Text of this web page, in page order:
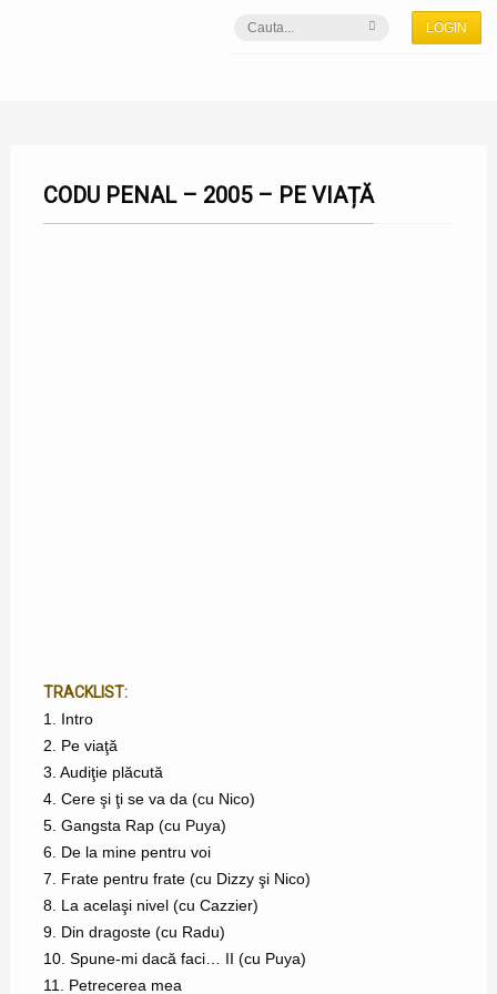
LOGIN
CODU PENAL – 2005 – PE VIAȚĂ
TRACKLIST:
1. Intro
2. Pe viaţă
3. Audiţie plăcută
4. Cere şi ţi se va da (cu Nico)
5. Gangsta Rap (cu Puya)
6. De la mine pentru voi
7. Frate pentru frate (cu Dizzy şi Nico)
8. La acelaşi nivel (cu Cazzier)
9. Din dragoste (cu Radu)
10. Spune-mi dacă faci… II (cu Puya)
11. Petrecerea mea